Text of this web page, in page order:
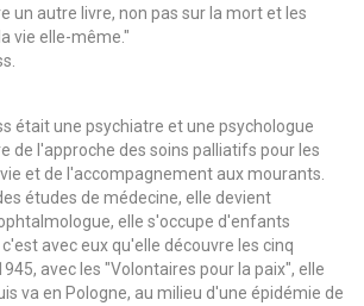
un autre livre, non pas sur la mort et les
vie elle-même."
était une psychiatre et une psychologue
de l'approche des soins palliatifs pour les
et de l'accompagnement aux mourants.
études de médecine, elle devient
elle s'occupe d'enfants
avec eux qu'elle découvre les cinq
avec les "Volontaires pour la paix", elle
va en Pologne, au milieu d'une épidémie de